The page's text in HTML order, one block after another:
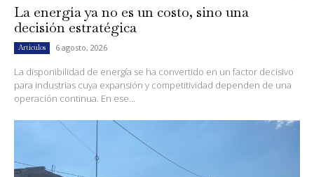
La energía ya no es un costo, sino una
decisión estratégica
Artículos 6 agosto, 2026
La disponibilidad de energía se ha convertido en un factor decisivo
para industrias cuya expansión y competitividad dependen de una
operación continua. En ese...